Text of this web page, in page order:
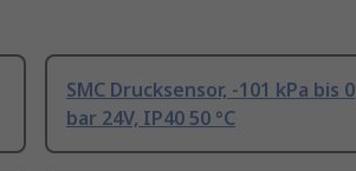
SMC Drucksensor, -101 kPa bis 0
bar 24V, IP40 50 °C